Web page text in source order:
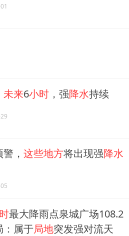
未来6小时 ，强降水持续
， 这些地方将出现强降水
最大降雨点泉城广场108.2
：属于局地突发强对流天